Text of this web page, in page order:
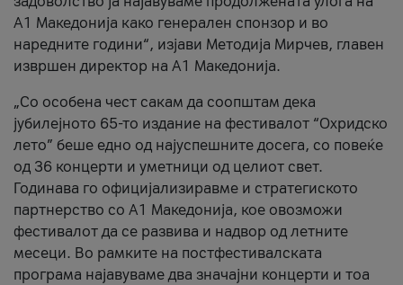
A1 Македонија како генерален спонзор и во
наредните години“, изјави Методија Мирчев, главен
извршен директор на A1 Македонија.
„Со особена чест сакам да соопштам дека
јубилејното 65-то издание на фестивалот “Охридско
лето” беше едно од најуспешните досега, со повеќе
од 36 концерти и уметници од целиот свет.
Годинава го официјализиравме и стратегиското
партнерство со А1 Македонија, кое овозможи
фестивалот да се развива и надвор од летните
месеци. Во рамките на постфестивалската
програма најавуваме два значајни концерти и тоа